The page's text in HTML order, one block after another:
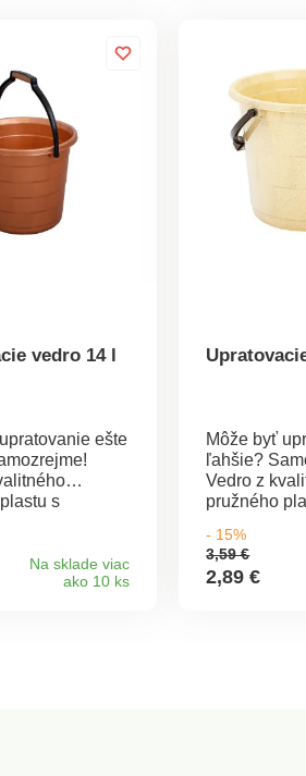
vedro 14 l
ešte
s
Pre ešte
je v
úchytka,
Na sklade viac
ako 10 ks
Môže byť
ľahšie?
Vedro z
pružného
upratovanie.
lepšiu
spodnej
- 15%
3,59 €
2,89 €